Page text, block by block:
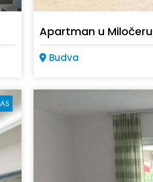
Apartman u Miločeru
Budva